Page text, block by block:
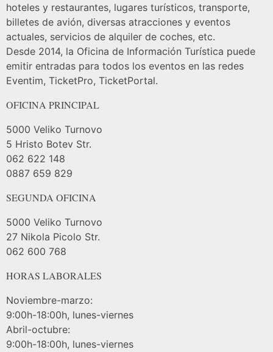
hoteles y restaurantes, lugares turísticos, transporte,
billetes de avión, diversas atracciones y eventos
actuales, servicios de alquiler de coches, etc.
Desde 2014, la Oficina de Información Turística puede
emitir entradas para todos los eventos en las redes
Eventim, TicketPro, TicketPortal.
OFICINA PRINCIPAL
5000 Veliko Turnovo
5 Hristo Botev Str.
062 622 148
0887 659 829
SEGUNDA OFICINA
5000 Veliko Turnovo
27 Nikola Picolo Str.
062 600 768
HORAS LABORALES
Noviembre-marzo:
9:00h-18:00h, lunes-viernes
Abril-octubre:
9:00h-18:00h, lunes-viernes